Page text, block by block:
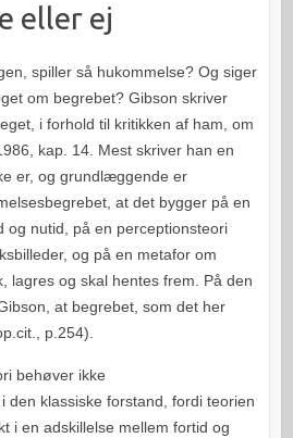
eller ej
spiller så hukommelse? Og siger
om begrebet? Gibson skriver
i forhold til kritikken af ham, om
kap. 14. Mest skriver han en
er, og grundlæggende er
at det bygger på en
og nutid, på en perceptionsteori
og på en metafor om
lagres og skal hentes frem. På den
at begrebet, som det her
p.254).
behøver ikke
den klassiske forstand, fordi teorien
i en adskillelse mellem fortid og